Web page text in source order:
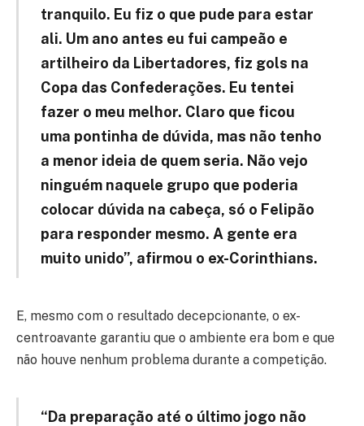
tranquilo. Eu fiz o que pude para estar
ali. Um ano antes eu fui campeão e
artilheiro da Libertadores, fiz gols na
Copa das Confederações. Eu tentei
fazer o meu melhor. Claro que ficou
uma pontinha de dúvida, mas não tenho
a menor ideia de quem seria. Não vejo
ninguém naquele grupo que poderia
colocar dúvida na cabeça, só o Felipão
para responder mesmo. A gente era
muito unido”, afirmou o ex-Corinthians.
E, mesmo com o resultado decepcionante, o ex-
centroavante garantiu que o ambiente era bom e que
não houve nenhum problema durante a competição.
“Da preparação até o último jogo não